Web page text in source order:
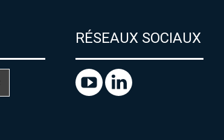
RÉSEAUX SOCIAUX